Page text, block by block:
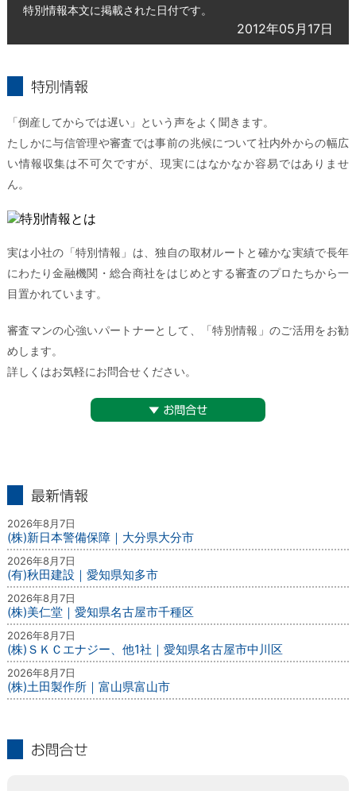
特別情報本文に掲載された日付です。
2012年05月17日
「倒産してからでは遅い」という声をよく聞きます。
たしかに与信管理や審査では事前の兆候について社内外からの幅広
い情報収集は不可欠ですが、現実にはなかなか容易ではありませ
ん。
実は小社の「特別情報」は、独自の取材ルートと確かな実績で長年
にわたり金融機関・総合商社をはじめとする審査のプロたちから一
目置かれています。
審査マンの心強いパートナーとして、「特別情報」のご活用をお勧
めします。
詳しくはお気軽にお問合せください。
2026年8月7日
(株)新日本警備保障｜大分県大分市
2026年8月7日
(有)秋田建設｜愛知県知多市
2026年8月7日
(株)美仁堂｜愛知県名古屋市千種区
2026年8月7日
(株)ＳＫＣエナジー、他1社｜愛知県名古屋市中川区
2026年8月7日
(株)土田製作所｜富山県富山市